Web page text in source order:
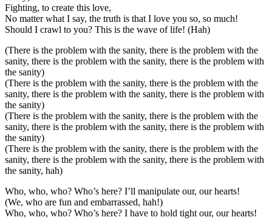
Fighting, to create this love,
No matter what I say, the truth is that I love you so, so much!
Should I crawl to you? This is the wave of life! (Hah)
(There is the problem with the sanity, there is the problem with the
sanity, there is the problem with the sanity, there is the problem with
the sanity)
(There is the problem with the sanity, there is the problem with the
sanity, there is the problem with the sanity, there is the problem with
the sanity)
(There is the problem with the sanity, there is the problem with the
sanity, there is the problem with the sanity, there is the problem with
the sanity)
(There is the problem with the sanity, there is the problem with the
sanity, there is the problem with the sanity, there is the problem with
the sanity, hah)
Who, who, who? Who’s here? I’ll manipulate our, our hearts!
(We, who are fun and embarrassed, hah!)
Who, who, who? Who’s here? I have to hold tight our, our hearts!